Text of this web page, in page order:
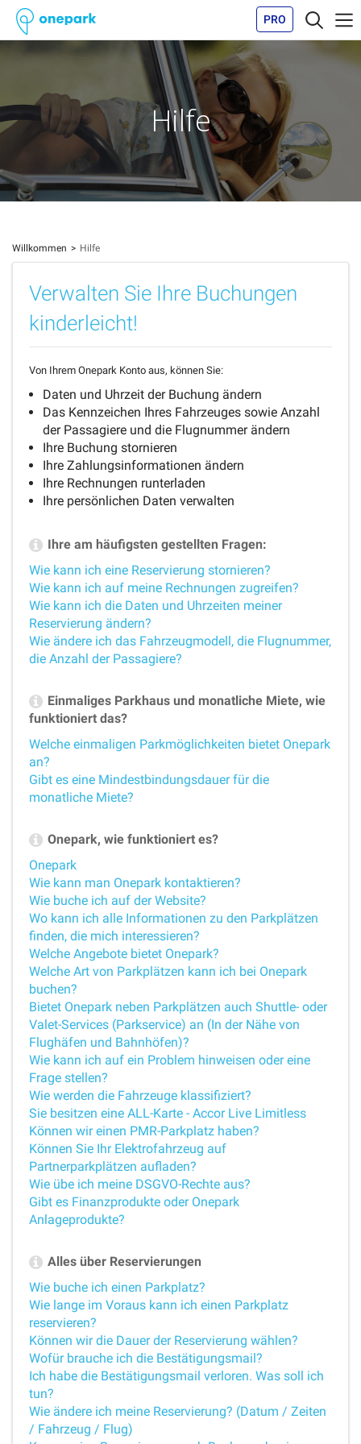
PRO
Hilfe
Willkommen Hilfe
Verwalten Sie Ihre Buchungen
kinderleicht!
Von Ihrem Onepark Konto aus, können Sie:
Daten und Uhrzeit der Buchung ändern
Das Kennzeichen Ihres Fahrzeuges sowie Anzahl
der Passagiere und die Flugnummer ändern
Ihre Buchung stornieren
Ihre Zahlungsinformationen ändern
Ihre Rechnungen runterladen
Ihre persönlichen Daten verwalten
Ihre am häufigsten gestellten Fragen:
Wie kann ich eine Reservierung stornieren?
Wie kann ich auf meine Rechnungen zugreifen?
Wie kann ich die Daten und Uhrzeiten meiner
Reservierung ändern?
Wie ändere ich das Fahrzeugmodell, die Flugnummer,
die Anzahl der Passagiere?
Einmaliges Parkhaus und monatliche Miete, wie
funktioniert das?
Welche einmaligen Parkmöglichkeiten bietet Onepark
an?
Gibt es eine Mindestbindungsdauer für die
monatliche Miete?
Onepark, wie funktioniert es?
Onepark
Wie kann man Onepark kontaktieren?
Wie buche ich auf der Website?
Wo kann ich alle Informationen zu den Parkplätzen
finden, die mich interessieren?
Welche Angebote bietet Onepark?
Welche Art von Parkplätzen kann ich bei Onepark
buchen?
Bietet Onepark neben Parkplätzen auch Shuttle- oder
Valet-Services (Parkservice) an (In der Nähe von
Flughäfen und Bahnhöfen)?
Wie kann ich auf ein Problem hinweisen oder eine
Frage stellen?
Wie werden die Fahrzeuge klassifiziert?
Sie besitzen eine ALL-Karte - Accor Live Limitless
Können wir einen PMR-Parkplatz haben?
Können Sie Ihr Elektrofahrzeug auf
Partnerparkplätzen aufladen?
Wie übe ich meine DSGVO-Rechte aus?
Gibt es Finanzprodukte oder Onepark
Anlageprodukte?
Alles über Reservierungen
Wie buche ich einen Parkplatz?
Wie lange im Voraus kann ich einen Parkplatz
reservieren?
Können wir die Dauer der Reservierung wählen?
Wofür brauche ich die Bestätigungsmail?
Ich habe die Bestätigungsmail verloren. Was soll ich
tun?
Wie ändere ich meine Reservierung? (Datum / Zeiten
/ Fahrzeug / Flug)